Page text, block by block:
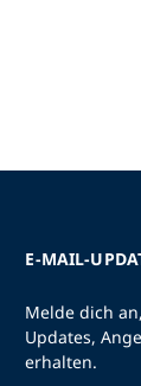
E-MAIL-
Melde dich
Updates,
erhalten.